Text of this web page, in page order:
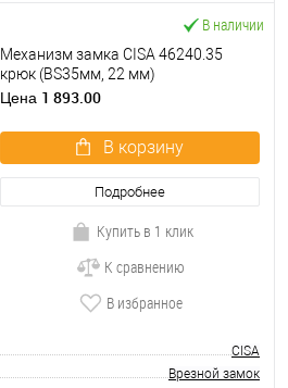
В наличии
Механизм замка CISA 46240.35
крюк (BS35мм, 22 мм)
нержавеющая сталь
Цена 1 893.00
В корзину
Подробнее
Купить в 1 клик
К сравнению
В избранное
CISA
Врезной замок